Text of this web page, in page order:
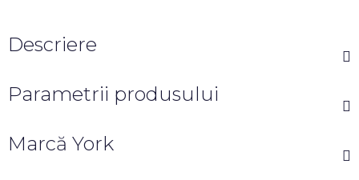
Descriere
Parametrii produsului
Marcă York